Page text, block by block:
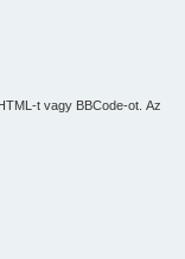
t vagy BBCode-ot. Az